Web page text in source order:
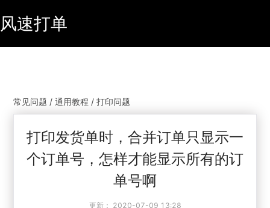
风速打单
常见问题 / 通用教程 / 打印问题
打印发货单时，合并订单只显示一
个订单号，怎样才能显示所有的订
单号啊
更新： 2020-07-09 13:28